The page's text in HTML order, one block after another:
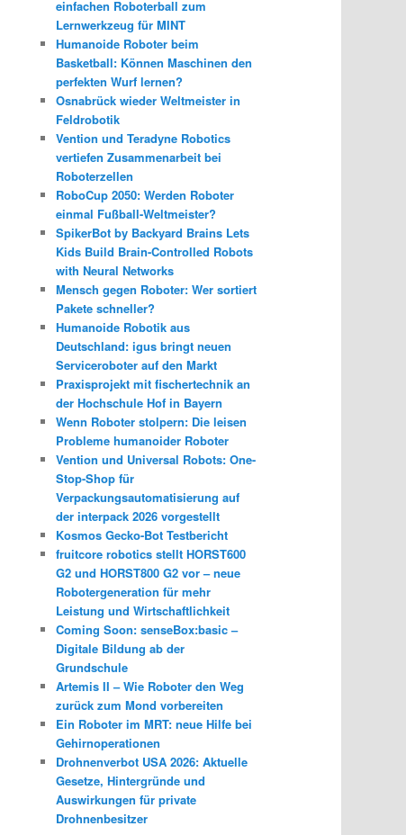
einfachen Roboterball zum
Lernwerkzeug für MINT
Humanoide Roboter beim
Basketball: Können Maschinen den
perfekten Wurf lernen?
Osnabrück wieder Weltmeister in
Feldrobotik
Vention und Teradyne Robotics
vertiefen Zusammenarbeit bei
Roboterzellen
RoboCup 2050: Werden Roboter
einmal Fußball-Weltmeister?
SpikerBot by Backyard Brains Lets
Kids Build Brain-Controlled Robots
with Neural Networks
Mensch gegen Roboter: Wer sortiert
Pakete schneller?
Humanoide Robotik aus
Deutschland: igus bringt neuen
Serviceroboter auf den Markt
Praxisprojekt mit fischertechnik an
der Hochschule Hof in Bayern
Wenn Roboter stolpern: Die leisen
Probleme humanoider Roboter
Vention und Universal Robots: One-
Stop-Shop für
Verpackungsautomatisierung auf
der interpack 2026 vorgestellt
Kosmos Gecko-Bot Testbericht
fruitcore robotics stellt HORST600
G2 und HORST800 G2 vor – neue
Robotergeneration für mehr
Leistung und Wirtschaftlichkeit
Coming Soon: senseBox:basic –
Digitale Bildung ab der
Grundschule
Artemis II – Wie Roboter den Weg
zurück zum Mond vorbereiten
Ein Roboter im MRT: neue Hilfe bei
Gehirnoperationen
Drohnenverbot USA 2026: Aktuelle
Gesetze, Hintergründe und
Auswirkungen für private
Drohnenbesitzer